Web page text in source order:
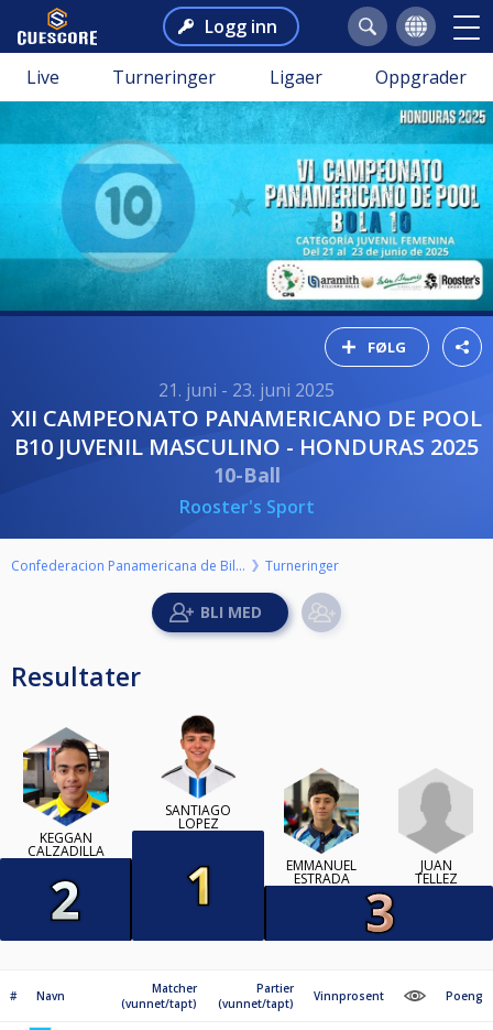
Logg inn
Live Turneringer Ligaer Oppgrader
FØLG
21. juni - 23. juni 2025
XII CAMPEONATO PANAMERICANO DE POOL
B10 JUVENIL MASCULINO - HONDURAS 2025
10-Ball
Rooster's Sport
Confederacion Panamericana de Billar Turneringer
Resultater
KEGGAN
CALZADILLA
SANTIAGO
LOPEZ
EMMANUEL
ESTRADA
JUAN
TELLEZ
# Navn
Matcher
(vunnet/tapt)
Partier
(vunnet/tapt)
Vinnprosent Poeng